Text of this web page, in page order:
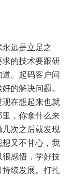
远是立足之
的技术要跟研
。起码客户问
的解决问题。
在想起来也就
，你拿什么来
次之后就发现
又不甘心，我
感悟，学好技
续发展。打扎